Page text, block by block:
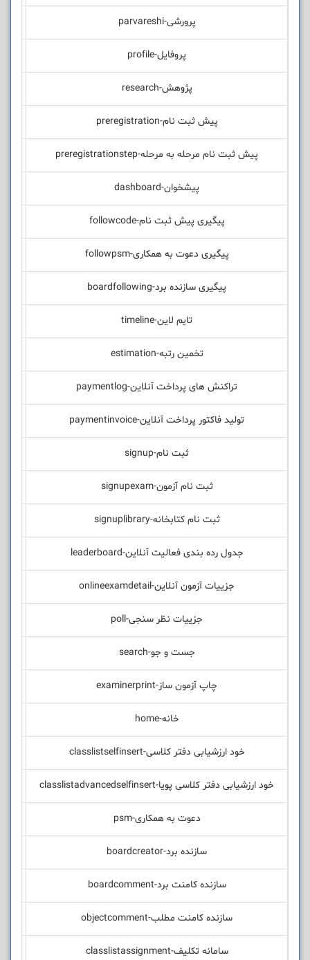
پرورشی-parvareshi
پروفایل-profile
پژوهش-research
پیش ثبت نام-preregistration
پیش ثبت نام مرحله به مرحله-preregistrationstep
پیشخوان-dashboard
پیگیری پیش ثبت نام-followcode
پیگیری دعوت به همکاری-followpsm
پیگیری سازنده برد-boardfollowing
تایم لاین-timeline
تخمین رتبه-estimation
تراکنش های پرداخت آنلاین-paymentlog
تولید فاکتور پرداخت آنلاین-paymentinvoice
ثبت نام-signup
ثبت نام آزمون-signupexam
ثبت نام کتابخانه-signuplibrary
جدول رده بندی فعالیت آنلاین-leaderboard
جزییات آزمون آنلاین-onlineexamdetail
جزییات نظر سنجی-poll
جست و جو-search
چاپ آزمون ساز-examinerprint
خانه-home
خود ارزشیابی دفتر کلاسی-classlistselfinsert
خود ارزشیابی دفتر کلاسی پویا-classlistadvancedselfinsert
دعوت به همکاری-psm
سازنده برد-boardcreator
سازنده کامنت برد-boardcomment
سازنده کامنت مطلب-objectcomment
سامانه تکلیف-classlistassignment